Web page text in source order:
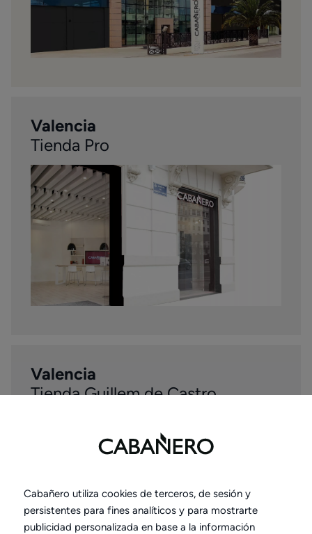
Valencia
Tienda Pro
Valencia
Tienda Guillem de Castro
Cabañero utiliza cookies de terceros, de sesión y
persistentes para fines analíticos y para mostrarte
publicidad personalizada en base a la información